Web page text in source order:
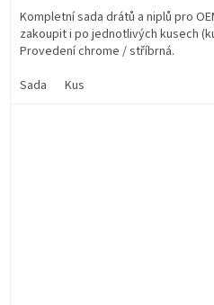
Kompletní sada drátů a niplů pro
zakoupit i po jednotlivých kusech
Provedení chrome / stříbrná.
Sada
Kus